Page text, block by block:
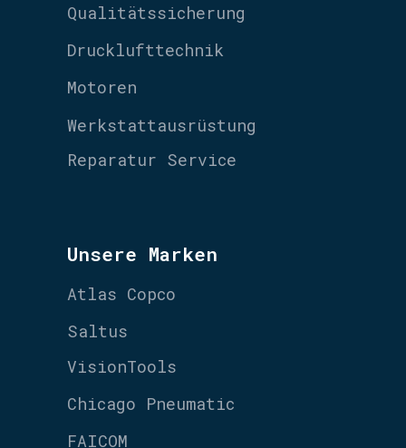
Qualitätssicherung
Drucklufttechnik
Motoren
Werkstattausrüstung
Reparatur Service
Unsere Marken
Atlas Copco
Saltus
VisionTools
Chicago Pneumatic
FAICOM